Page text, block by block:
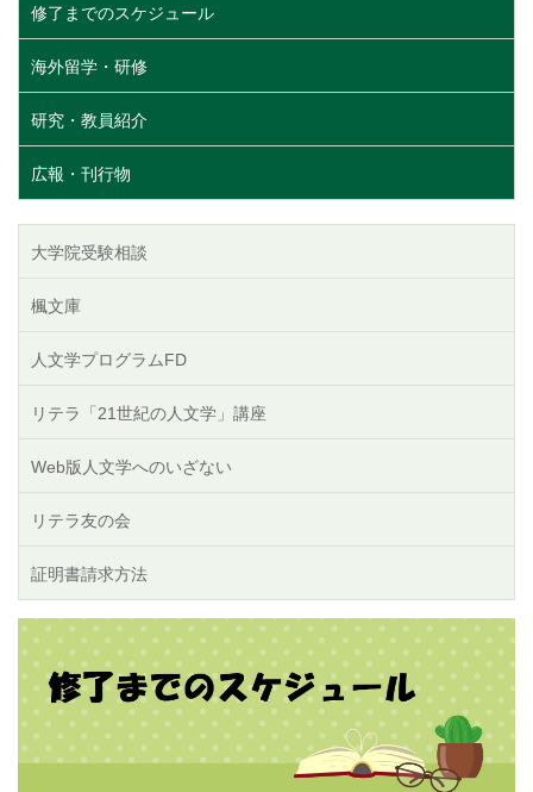
修了までのスケジュール
海外留学・研修
研究・教員紹介
広報・刊行物
大学院受験相談
楓文庫
人文学プログラムFD
リテラ「21世紀の人文学」講座
Web版人文学へのいざない
リテラ友の会
証明書請求方法